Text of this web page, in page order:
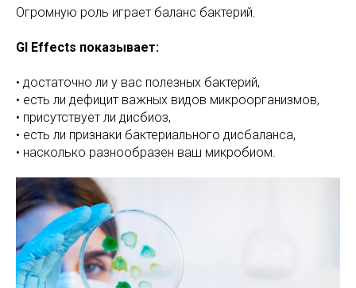
Огромную роль играет баланс бактерий.
GI Effects показывает:
• достаточно ли у вас полезных бактерий,
• есть ли дефицит важных видов микроорганизмов,
• присутствует ли дисбиоз,
• есть ли признаки бактериального дисбаланса,
• насколько разнообразен ваш микробиом.